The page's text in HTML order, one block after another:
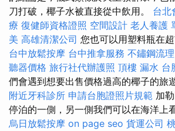
刀打破，椰子水被直接從中飲用。 台北
療 復健師資格證照 空間設計 老人養護
美 高雄清潔公司 您也可以用塑料瓶在超
台中放鬆按摩 台中推拿服務 不鏽鋼流
聽器價格 旅行社代辦護照 頂樓 漏水 台
們會遇到想要出售價格過高的椰子的旅
附近牙科診所 申請台胞證照片規範 加
停泊的一側，另一側我們可以在海洋上
烏日放鬆按摩 on page seo 貨運公司